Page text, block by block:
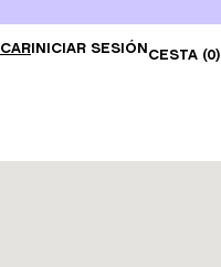
INICIAR SESIÓN CESTA (0)